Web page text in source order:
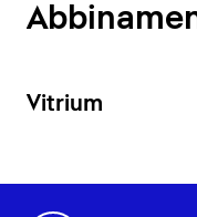
Vitrium